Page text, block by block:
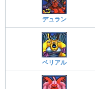
デュラン
ベリアル